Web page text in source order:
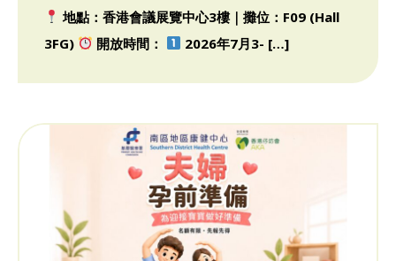
地點：香港會議展覽中心3樓｜攤位：F09 (Hall
3FG)
開放時間： 2026年7月3- […]